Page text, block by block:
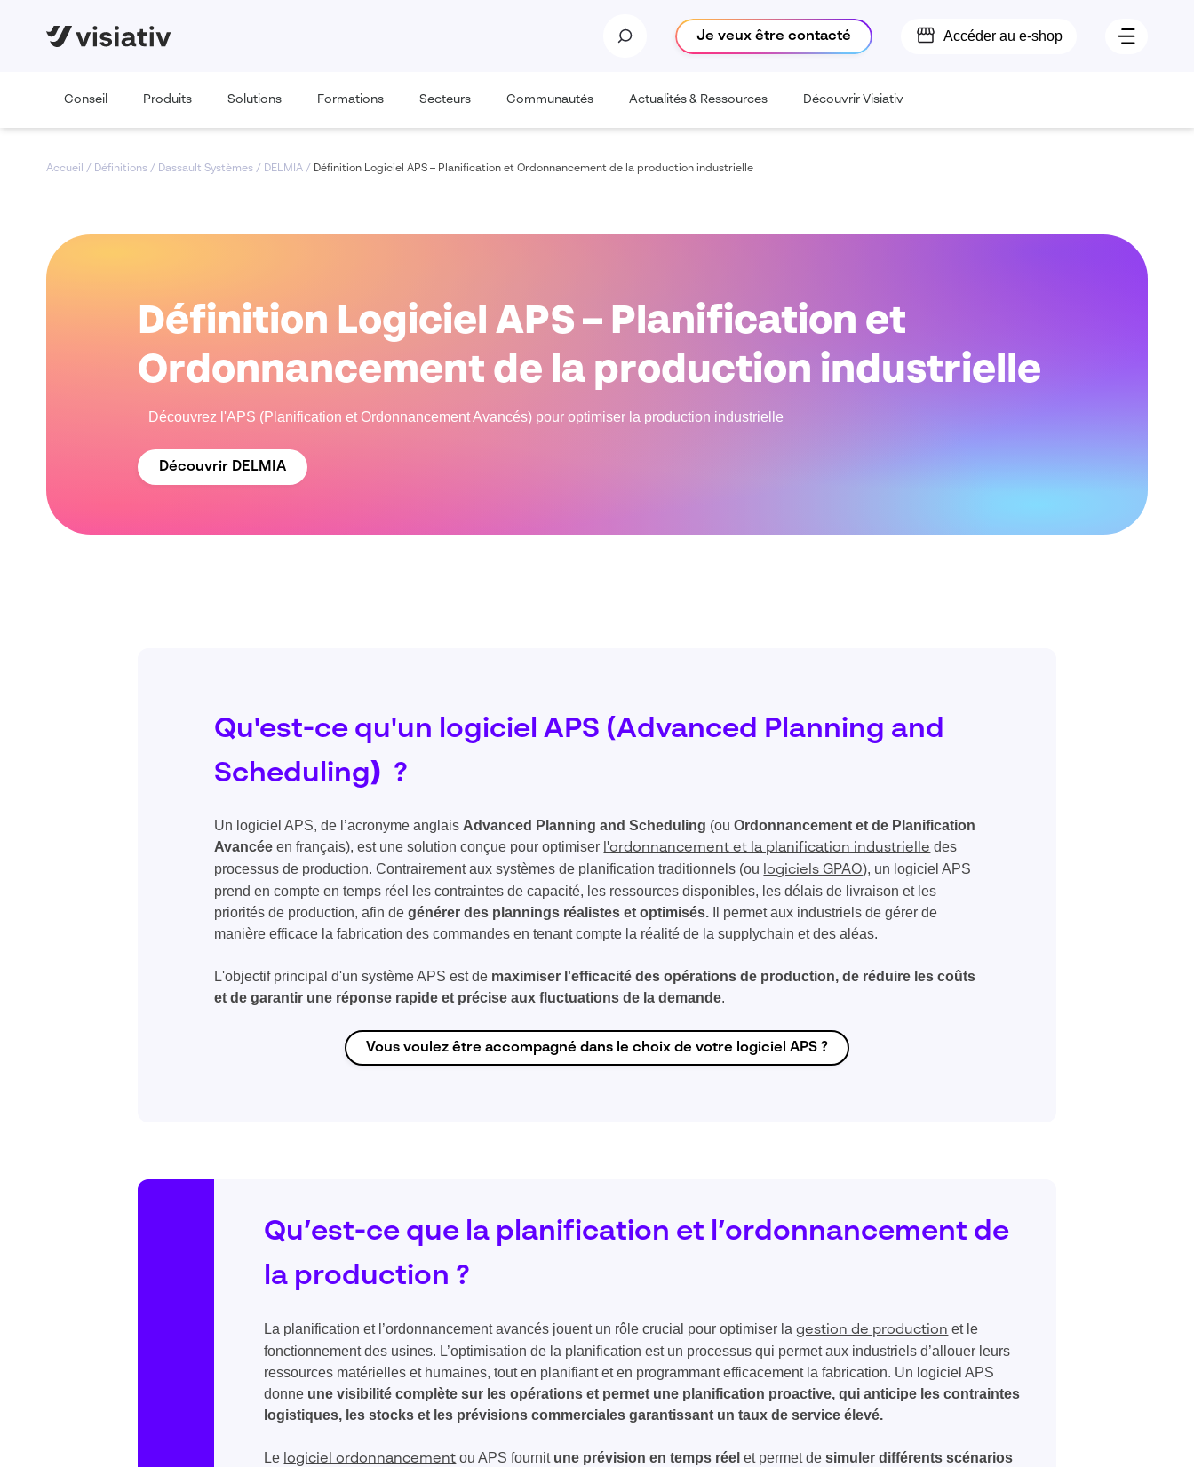
Je veux être contacté Accéder au e-shop
Conseil Produits Solutions Formations Secteurs Communautés Actualités & Ressources Découvrir Visiativ
Accueil / Définitions / Dassault Systèmes / DELMIA / Définition Logiciel APS – Planification et Ordonnancement de la production industrielle
Définition Logiciel APS – Planification et
Ordonnancement de la production industrielle
Découvrez l'APS (Planification et Ordonnancement Avancés) pour optimiser la production industrielle
Découvrir DELMIA
Qu'est-ce qu'un logiciel APS (Advanced Planning and
Scheduling) ?
Un logiciel APS, de l’acronyme anglais Advanced Planning and Scheduling (ouOrdonnancement et de Planification
Avancée en français), est une solution conçue pour optimiser l'ordonnancement et la planification industrielle des
processus de production. Contrairement aux systèmes de planification traditionnels (ou logiciels GPAO), un logiciel APS
prend en compte en temps réel les contraintes de capacité, les ressources disponibles, les délais de livraison et les
priorités de production, afin degénérer des plannings réalistes et optimisés.​
Il permet aux industriels de gérer de
manière efficace la fabrication des commandes en tenant compte la réalité de la supplychain et des aléas.
L'objectif principal d'un système APS est de maximiser l'efficacité des opérations de production, de réduire les coûts
et de garantir une réponse rapide et précise aux fluctuations de la demande.
Vous voulez être accompagné dans le choix de votre logiciel APS ?
Qu’est-ce que la planification et l’ordonnancement de
la production ?
La planification et l’ordonnancement avancés jouent un rôle crucial pour optimiser lagestion de production et le
fonctionnement des usines. L’optimisation de la planification est un processus qui permet aux industriels d’allouer leurs
ressources matérielles et humaines, tout en planifiant et en programmant efficacement la fabrication. Un logiciel APS
donne une visibilité complète sur les opérations et permet une planification proactive, qui anticipe les contraintes
logistiques, les stocks et les prévisions commerciales garantissant un taux de service élevé.
Le logiciel ordonnancement ou APS fournit une prévision en temps réel et permet desimuler différents scénarios